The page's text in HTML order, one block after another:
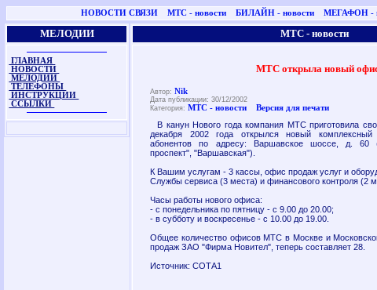
НОВОСТИ СВЯЗИ МТС - новости БИЛАЙН - новости МЕГАФОН -
МЕЛОДИИ
ГЛАВНАЯ
НОВОСТИ
МЕЛОДИИ
ТЕЛЕФОНЫ
ИНСТРУКЦИИ
ССЫЛКИ
МТС - новости
МТС открыла новый
Автор: Nik
Дата публикации: 30/12/2002
Категория: МТС - новости Версия для печати
В канун Нового года компания МТС приготовила
декабря 2002 года открылся новый
абонентов по адресу: Варшавское шоссе, д. 60
проспект", "Варшавская").
К Вашим услугам - 3 кассы, офис продаж услуг и
Службы сервиса (3 места) и финансового контроля (2
Часы работы нового офиса:
- с понедельника по пятницу - с 9.00 до 20.00;
- в субботу и воскресенье - с 10.00 до 19.00.
Общее количество офисов МТС в Москве и
продаж ЗАО "Фирма Новител", теперь составляет 28.
Источник: СОТА1